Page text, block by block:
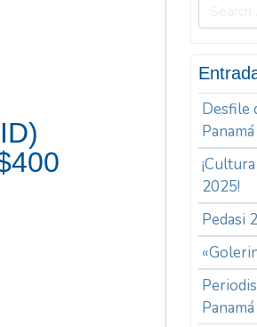
Desfile
Panamá
2025!
Pedasi